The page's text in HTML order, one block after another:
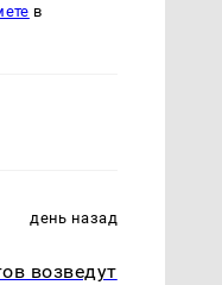
в
день назад
возведут